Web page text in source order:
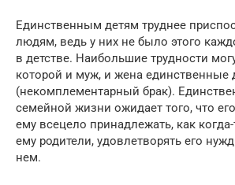
Единственным детям труднее
людям, ведь у них не было этого
в детстве. Наибольшие трудности
которой и муж, и жена единственные
(некомплементарный брак).
семейной жизни ожидает того, что
ему всецело принадлежать, как
ему родители, удовлетворять его
нем.